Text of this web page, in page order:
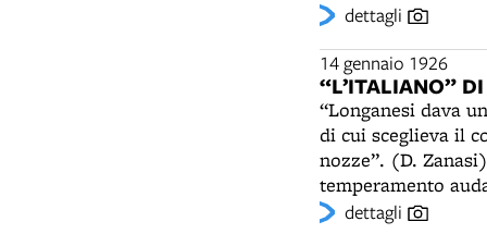
anomalo questo
piccole stelle
atteggiare gli
e scordati liuti”.
Alessandro
autore, assieme a
sui castelli della
verrà fondata
assoluta povertà.
dettagli
14 gennaio 1926
“L’ITALIANO”
“Longanesi dava
di cui sceglieva il
nozze”. (D. Zanasi) Leo Longanesi (1905-1957), giovane giornalista romagnolo dal
temperamento
sua casa in via
dettagli